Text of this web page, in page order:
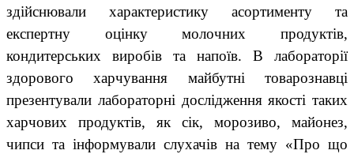
здійснювали характеристику асортименту та
експертну оцінку молочних продуктів,
кондитерських виробів та напоїв. В лабораторії
здорового харчування майбутні товарознавці
презентували лабораторні дослідження якості таких
харчових продуктів, як сік, морозиво, майонез,
чипси та інформували слухачів на тему «Про що